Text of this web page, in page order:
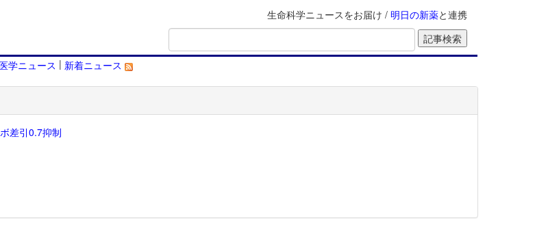
生命科学ニュースをお届け / 明日の新薬と連携
学ニュース | 新着ニュース
差引0.7抑制